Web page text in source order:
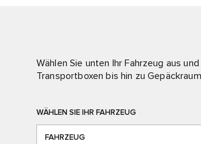
Wählen Sie unten Ihr Fahrzeug aus
Transportboxen bis hin zu
WÄHLEN SIE IHR FAHRZEUG
FAHRZEUG